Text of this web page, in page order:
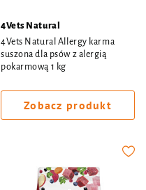
4Vets Natural
4Vets Natural Allergy karma
suszona dla psów z alergią
pokarmową 1 kg
Zobacz produkt